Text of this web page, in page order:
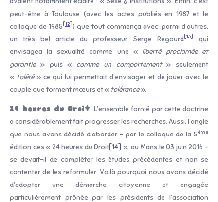
peut-être à Toulouse (avec les actes publiés en 1987 et le
colloque de 1985 [12]) que tout commença avec, parmi d’autres,
un très bel article du professeur Serge Regourd [13]
qui
envisagea la sexualité comme une « liberté proclamée et
garantie» puis « comme un comportement» seulement
« toléré» ce qui lui permettait d’envisager et de jouer avec le
couple que forment mœurs et « tolérance».
24 heures du Droit. L’ensemble formé par cette doctrine
a considérablement fait progresser les recherches. Aussi, l’angle
que nous avons décidé d’aborder – par le colloque de la 5ème
édition des « 24 heures du Droit[14] », au Mans le 03 juin 2016 –
se devait-il de compléter les études précédentes et non se
contenter de les reformuler. Voilà pourquoi nous avons décidé
d’adopter une démarche citoyenne et engagée
particulièrement prônée par les présidents de l’association